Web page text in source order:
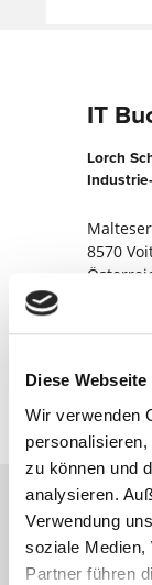
Diese
Wir verwenden
zu können und
analysieren.
Verwendung
soziale Medien,
Partner führen
IT
Lorch
8570
Formular